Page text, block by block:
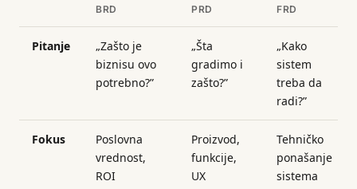
BRD PRD FRD
Pitanje
„Zašto je
biznisu ovo
potrebno?”
„Šta
gradimo i
zašto?”
„Kako
sistem
treba da
radi?”
Fokus
Poslovna
vrednost,
ROI
Proizvod,
funkcije,
UX
Tehničko
ponašanje
sistema